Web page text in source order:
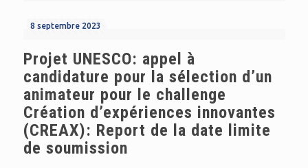
8 septembre 2023
Projet UNESCO: appel à
candidature pour la sélection d’un
animateur pour le challenge
Création d’expériences innovantes
(CREAX): Report de la date limite
de soumission